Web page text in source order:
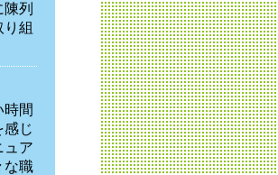
列
り組
時間
じ
ュア
な職